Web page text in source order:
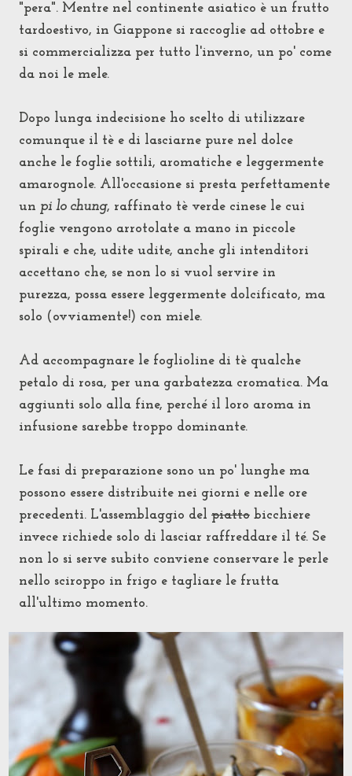
"pera". Mentre nel continente asiatico è un frutto
tardoestivo, in Giappone si raccoglie ad ottobre e
si commercializza per tutto l'inverno, un po' come
da noi le mele.
Dopo lunga indecisione ho scelto di utilizzare
comunque il tè e di lasciarne pure nel dolce
anche le foglie sottili, aromatiche e leggermente
amarognole. All'occasione si presta perfettamente
un pi lo chung, raffinato tè verde cinese le cui
foglie vengono arrotolate a mano in piccole
spirali e che, udite udite, anche gli intenditori
accettano che, se non lo si vuol servire in
purezza, possa essere leggermente dolcificato, ma
solo (ovviamente!) con miele.
Ad accompagnare le foglioline di tè qualche
petalo di rosa, per una garbatezza cromatica. Ma
aggiunti solo alla fine, perché il loro aroma in
infusione sarebbe troppo dominante.
Le fasi di preparazione sono un po' lunghe ma
possono essere distribuite nei giorni e nelle ore
precedenti. L'assemblaggio del piatto bicchiere
invece richiede solo di lasciar raffreddare il té. Se
non lo si serve subito conviene conservare le perle
nello sciroppo in frigo e tagliare le frutta
all'ultimo momento.